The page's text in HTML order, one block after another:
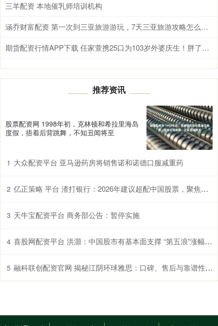
三羊配资 本地催乳师培训机构
涵乔财富配资 第一次到三亚旅游游玩，7天三亚旅游攻略怎么制定？从住宿到景点，手把手教你花少钱玩得开心
期货配资行情APP下载 任家萱携25口为103岁外婆庆生！胖了更美的她，才是人生赢家
推荐资讯
股票配资网 1998年初，克林顿和希拉里海岛
度假，捂着后背跳舞，不知丑闻将至
1 大众配资平台 亚马逊药房将销售诺和诺德口服减重药
2 亿正策略 平台 渣打银行：2026年建议超配中国股票，聚焦三大核心行业
3 天牛宝配资平台 商务部公告：暂停实施
4 喜股网配资平台 洪灝：中国股市有基本面支撑 “第五浪”涨幅或超预期
5 融科联创配资官网 揭秘江阴环球雅思：口碑、售后与靠谱性解析